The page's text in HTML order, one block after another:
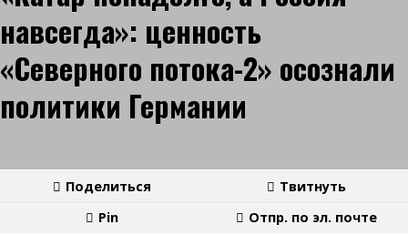
навсегда»: ценность
«Северного потока-2» осознали
политики Германии
Поделиться
Твитнуть
Pin
Отпр. по эл. почте